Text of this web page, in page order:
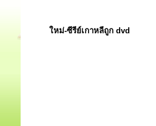
ใหม่-ซีรีย์เกาหลีถูก dvd